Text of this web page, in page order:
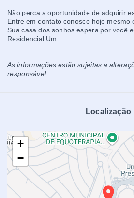
Não perca a oportunidade de adquirir
Entre em contato conosco hoje mesmo
Sua casa dos sonhos espera por você
Residencial Um.
As informações estão sujeitas a
responsável.
Localização
+
−